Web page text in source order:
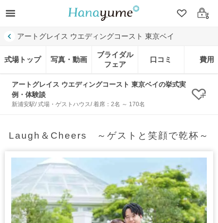
クリップ
ログ
アートグレイス ウエディングコースト 東京ベイ
式場トップ 写真・動画
ブライダル
フェア
口コミ 費用
アートグレイス ウエディングコースト 東京ベイの挙式実
例・体験談
新浦安駅/ 式場・ゲストハウス/ 着席：2名 ～ 170名 ク
Laugh＆Cheers ～ゲストと笑顔で乾杯～